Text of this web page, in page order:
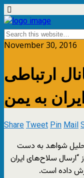
November 30, 2016
ارتباطی
ShareTweetPinMail
شواهد به دست
سلاح‌های ایران
داده است.